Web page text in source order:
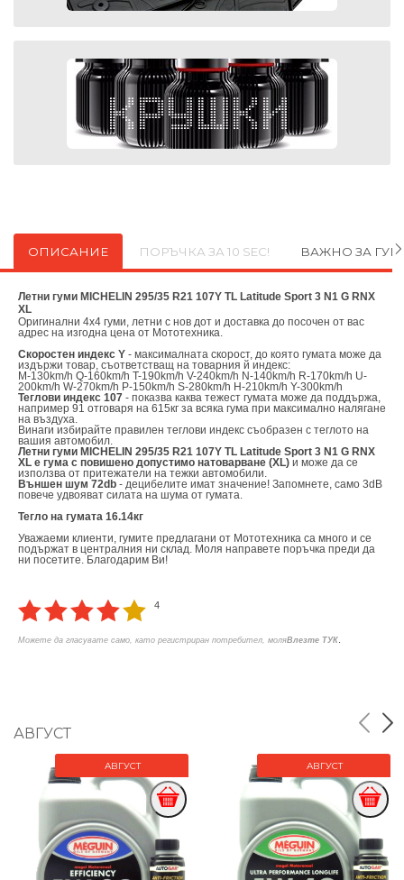
ОПИСАНИЕ ПОРЪЧКА ЗА 10 SEC! ВАЖНО ЗА
Летни гуми MICHELIN 295/35 R21 107Y TL Latitude Sport 3 N1 G RNX
XL
Оригинални 4х4 гуми, летни с нов дот и доставка до посочен от вас
адрес на изгодна цена от Мототехника.
Скоростен индекс Y - максималната скорост, до която гумата може да
издържи товар, съответстващ на товарния й индекс:
M-130km/h Q-160km/h T-190km/h V-240km/h N-140km/h R-170km/h U-
200km/h W-270km/h P-150km/h S-280km/h H-210km/h Y-300km/h
Теглови индекс 107 - показва каква тежест гумата може да поддържа,
например 91 отговаря на 615кг за всяка гума при максимално налягане
на въздуха.
Винаги избирайте правилен теглови индекс съобразен с теглото на
вашия автомобил.
Летни гуми MICHELIN 295/35 R21 107Y TL Latitude Sport 3 N1 G RNX
XL е гума с повишено допустимо натоварване (XL) и може да се
използва от притежатели на тежки автомобили.
Външен шум 72db - децибелите имат значение! Запомнете, само 3dB
повече удвояват силата на шума от гумата.
Тегло на гумата 16.14кг
Уважаеми клиенти, гумите предлагани от Мототехника са много и се
подържат в централния ни склад. Моля направете поръчка преди да
ни посетите. Благодарим Ви!
4
Можете да гласувате само, като регистриран потребител, моляВлезте ТУК
АВГУСТ
АВГУСТ АВГУСТ